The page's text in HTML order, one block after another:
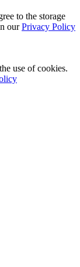
to the storage
ourPrivacy Policy
use of cookies.